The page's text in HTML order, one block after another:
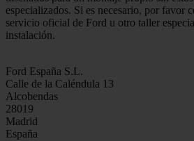
especializados. Si es necesario, por favor
servicio oficial de Ford u otro taller
instalación.
Ford España S.L.
Calle de la Caléndula 13
Alcobendas
28019
Madrid
España